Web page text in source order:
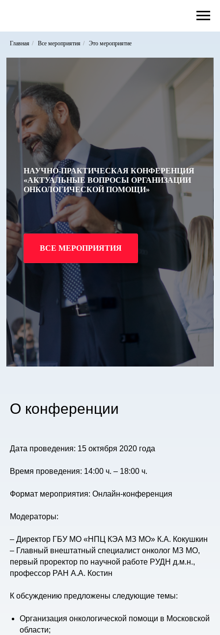
Главная / Все мероприятия / Это мероприятие
НАУЧНО-ПРАКТИЧЕСКАЯ КОНФЕРЕНЦИЯ
«АКТУАЛЬНЫЕ ВОПРОСЫ ОРГАНИЗАЦИИ
ОНКОЛОГИЧЕСКОЙ ПОМОЩИ»
ВСЕ МЕРОПРИЯТИЯ
О конференции
Дата проведения: 15 октября 2020 года
Время проведения: 14:00 ч. – 18:00 ч.
Формат мероприятия: Онлайн-конференция
Модераторы:
– Директор ГБУ МО «НПЦ КЭА МЗ МО» К.А. Кокушкин
– Главный внештатный специалист онколог МЗ МО,
первый проректор по научной работе РУДН д.м.н.,
профессор РАН А.А. Костин
К обсуждению предложены следующие темы:
Организация онкологической помощи в Московской
области;